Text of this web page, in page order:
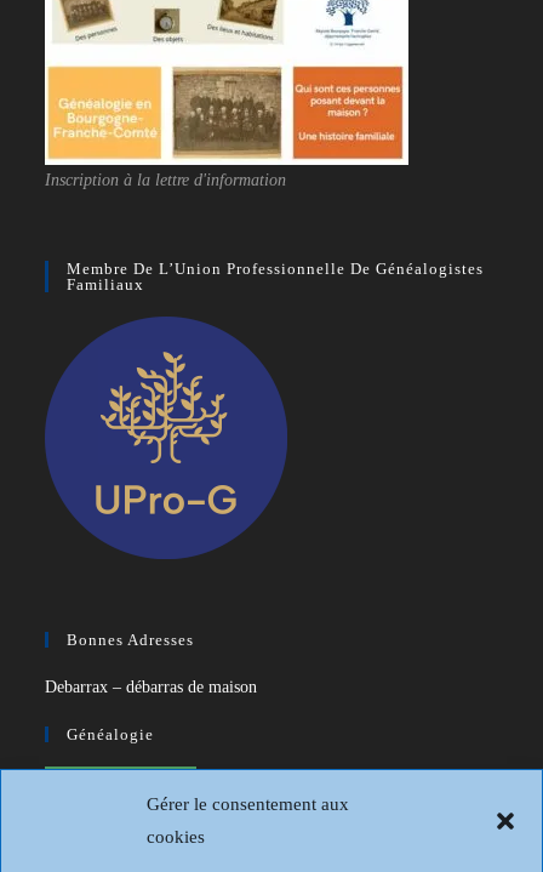
Gérer le consentement aux
cookies
Inscription à la lettre d'information
Membre De L’Union Professionnelle De Généalogistes
Familiaux
Bonnes Adresses
Debarrax – débarras de maison
Généalogie